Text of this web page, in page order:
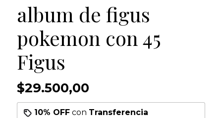
album de figus
pokemon con 45
Figus
$29.500,00
10% OFFcon Transferencia